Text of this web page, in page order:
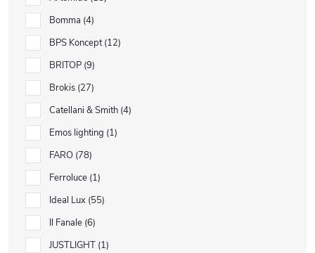
Bomma 4
BPS Koncept 12
BRITOP 9
Brokis 27
Catellani & Smith 4
Emos lighting 1
FARO 78
Ferroluce 1
Ideal Lux 55
Il Fanale 6
JUSTLIGHT 1